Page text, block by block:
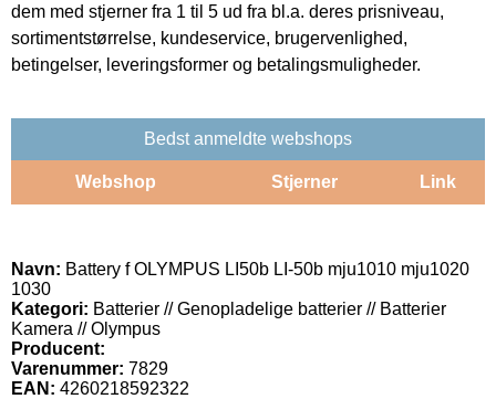
dem med stjerner fra 1 til 5 ud fra bl.a. deres prisniveau,
sortimentstørrelse, kundeservice, brugervenlighed,
betingelser, leveringsformer og betalingsmuligheder.
Bedst anmeldte webshops
Webshop Stjerner Link
Navn: Battery f OLYMPUS LI50b LI-50b mju1010 mju1020
1030
Kategori: Batterier // Genopladelige batterier // Batterier
Kamera // Olympus
Producent:
Varenummer: 7829
EAN: 4260218592322